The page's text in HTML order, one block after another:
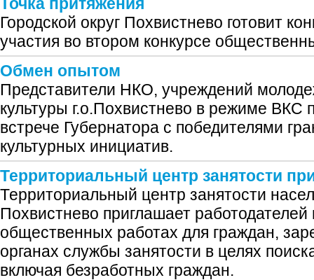
Городской округ Похвистнево готовит
участия во втором конкурсе
Обмен опытом
Представители НКО, учреждений
культуры г.о.Похвистнево в режиме ВКС
встрече Губернатора с победителями
культурных инициатив.
Территориальный центр занятости
Территориальный центр занятости
Похвистнево приглашает работодателей
общественных работах для граждан,
органах службы занятости в целях
включая безработных граждан.